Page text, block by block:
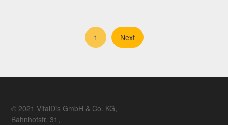
1 Next
© 2021 VitalDis GmbH & Co. KG,
Bahnhofstr. 31,